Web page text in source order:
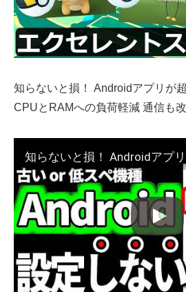
知らないと損！ Androidアプリが
CPUとRAMへの負荷軽減 通信も